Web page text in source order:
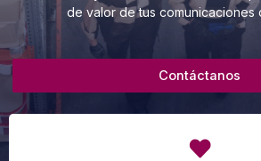
de valor de tus comunicaciones
Contáctanos